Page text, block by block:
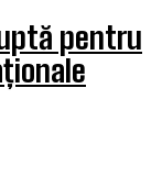
pentru